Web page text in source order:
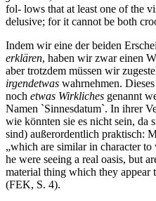
fol- lows that at least one of the
delusive; for it cannot be both
Indem wir eine der beiden
erklären, haben wir zwar einen
aber trotzdem müssen wir
irgendetwas wahrnehmen. Dieses
noch etwas Wirkliches genannt
Namen `Sinnesdatum`. In ihrer
wie könnten sie es nicht sein, da
sind) außerordentlich praktisch:
„which are similar in character
he were seeing a real oasis, but
material thing which they appear
(FEK, S. 4).